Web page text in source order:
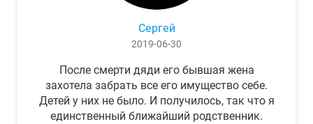
Сергей
2019-06-30
После смерти дяди его бывшая жена
захотела забрать все его имущество себе.
Детей у них не было. И получилось, так что я
единственный ближайший родственник.